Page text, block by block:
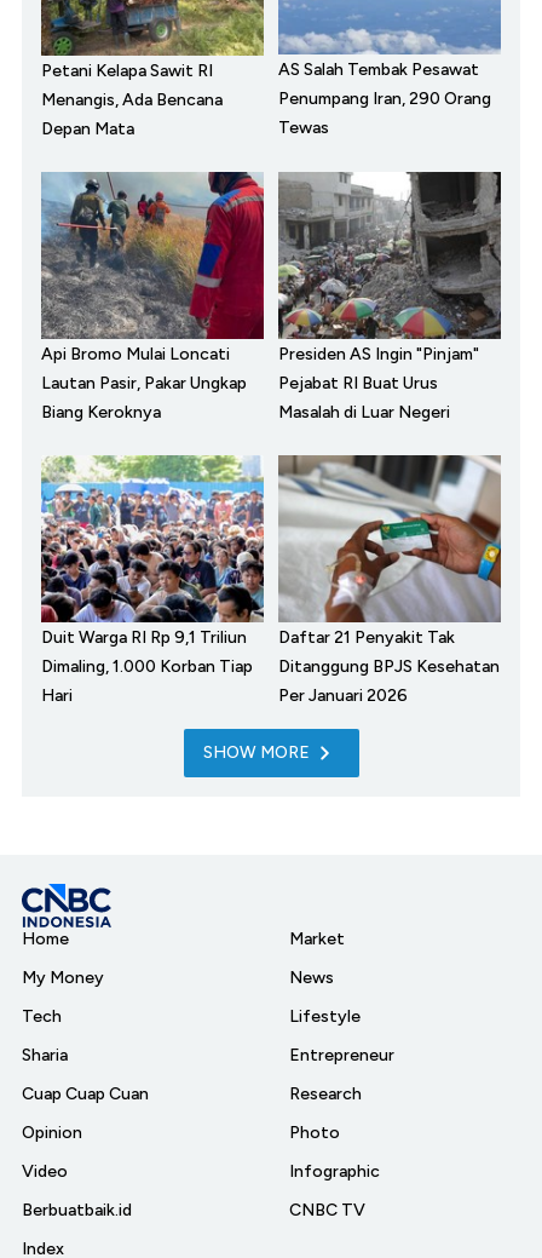
Petani Kelapa Sawit RI
Menangis, Ada Bencana
Depan Mata
AS Salah Tembak Pesawat
Penumpang Iran, 290 Orang
Tewas
Api Bromo Mulai Loncati
Lautan Pasir, Pakar Ungkap
Biang Keroknya
Presiden AS Ingin "Pinjam"
Pejabat RI Buat Urus
Masalah di Luar Negeri
Duit Warga RI Rp 9,1 Triliun
Dimaling, 1.000 Korban Tiap
Hari
Daftar 21 Penyakit Tak
Ditanggung BPJS Kesehatan
Per Januari 2026
SHOW MORE
Home
My Money
Tech
Sharia
Cuap Cuap Cuan
Opinion
Video
Berbuatbaik.id
Index
Market
News
Lifestyle
Entrepreneur
Research
Photo
Infographic
CNBC TV